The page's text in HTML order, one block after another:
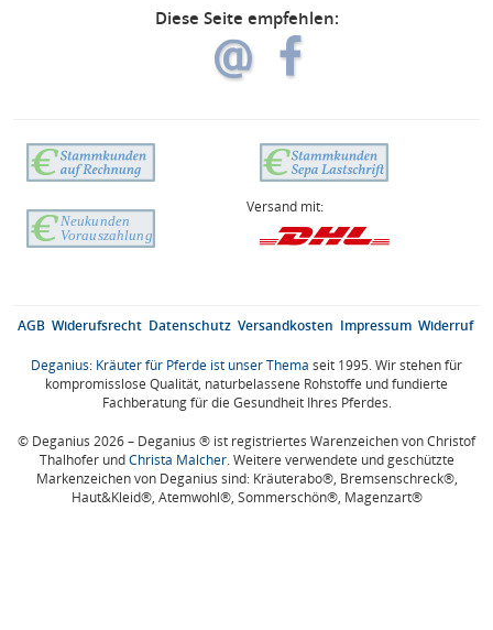
Diese Seite empfehlen:
Versand mit:
AGB Widerufsrecht Datenschutz Versandkosten Impressum Widerruf
Deganius: Kräuter für Pferde ist unser Thema seit 1995. Wir stehen für
kompromisslose Qualität, naturbelassene Rohstoffe und fundierte
Fachberatung für die Gesundheit Ihres Pferdes.
© Deganius 2026 – Deganius ® ist registriertes Warenzeichen von Christof
Thalhofer undChrista Malcher. Weitere verwendete und geschützte
Markenzeichen von Deganius sind: Kräuterabo®, Bremsenschreck®,
Haut&Kleid®, Atemwohl®, Sommerschön®, Magenzart®